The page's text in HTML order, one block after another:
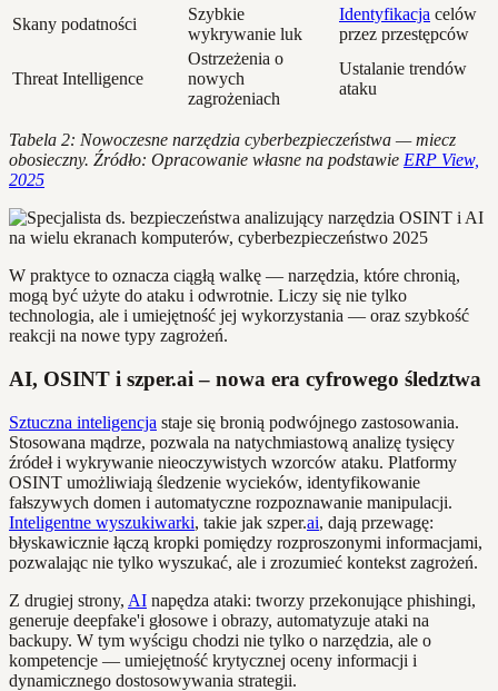
Skany podatności
Szybkie
wykrywanie luk
Identyfikacja celów
przez przestępców
Threat Intelligence
Ostrzeżenia o
nowych
zagrożeniach
Ustalanie trendów
ataku
Tabela 2: Nowoczesne narzędzia cyberbezpieczeństwa — miecz
obosieczny. Źródło: Opracowanie własne na podstawie ERP View,
2025
W praktyce to oznacza ciągłą walkę — narzędzia, które chronią,
mogą być użyte do ataku i odwrotnie. Liczy się nie tylko
technologia, ale i umiejętność jej wykorzystania — oraz szybkość
reakcji na nowe typy zagrożeń.
AI, OSINT i szper.ai – nowa era cyfrowego śledztwa
Sztuczna inteligencja staje się bronią podwójnego zastosowania.
Stosowana mądrze, pozwala na natychmiastową analizę tysięcy
źródeł i wykrywanie nieoczywistych wzorców ataku. Platformy
OSINT umożliwiają śledzenie wycieków, identyfikowanie
fałszywych domen i automatyczne rozpoznawanie manipulacji.
Inteligentne wyszukiwarki, takie jak szper.ai, dają przewagę:
błyskawicznie łączą kropki pomiędzy rozproszonymi informacjami,
pozwalając nie tylko wyszukać, ale i zrozumieć kontekst zagrożeń.
Z drugiej strony, AI napędza ataki: tworzy przekonujące phishingi,
generuje deepfake'i głosowe i obrazy, automatyzuje ataki na
backupy. W tym wyścigu chodzi nie tylko o narzędzia, ale o
kompetencje — umiejętność krytycznej oceny informacji i
dynamicznego dostosowywania strategii.